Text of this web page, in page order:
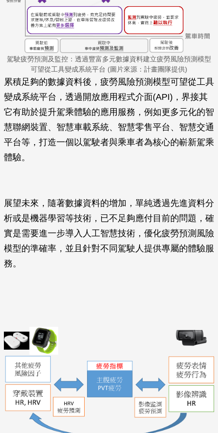
駕駛疲勞預測及監控：透過豐富多元數據資料建立疲勞風險預測模型
可望從工具變成系統平台 (圖片來源：計畫團隊提供)
累積足夠的數據資料後，疲勞風險預測模型可望從工具
變成系統平台，透過開放應用程式介面(API)，界接其
它有助於提升駕乘體驗的應用服務，例如更多元化的智
慧聯網裝置、智慧車載系統、智慧零售平台、智慧交通
平台等，打造一個以駕駛者與乘車者為核心的嶄新駕乘
體驗。
展望未來，隨著數據資料的增加，單純透過先進資料分
析或是機器學習等技術，已不足夠應付目前的問題，確
實是需要進一步導入人工智慧技術，優化疲勞預測風險
模型的準確率，並且針對不同駕駛人提供專屬的體驗服
務。